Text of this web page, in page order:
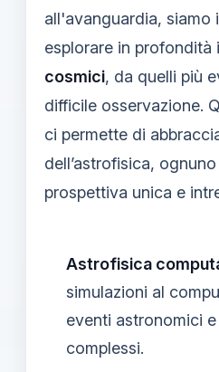
all'avanguardia, siamo
esplorare in profondità i
cosmici, da quelli più
difficile osservazione.
ci permette di
dell’astrofisica,
prospettiva unica e
Astrofisica
simulazioni al
eventi astronomici
complessi.